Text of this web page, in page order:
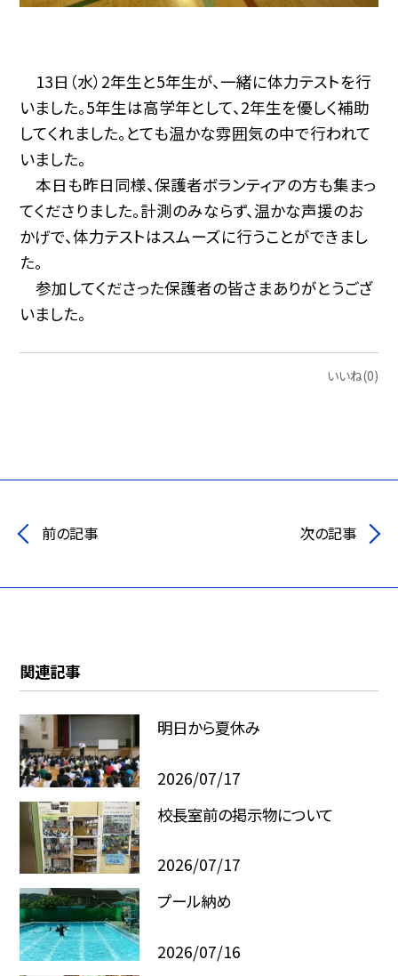
13日（水）2年生と5年生が、一緒に体力テストを行
いました。5年生は高学年として、2年生を優しく補助
してくれました。とても温かな雰囲気の中で行われて
いました。
本日も昨日同様、保護者ボランティアの方も集まっ
てくださりました。計測のみならず、温かな声援のお
かげで、体力テストはスムーズに行うことができまし
た。
参加してくださった保護者の皆さまありがとうござ
いました。
いいね(0)
前の記事 次の記事
関連記事
明日から夏休み
2026/07/17
校長室前の掲示物について
2026/07/17
プール納め
2026/07/16